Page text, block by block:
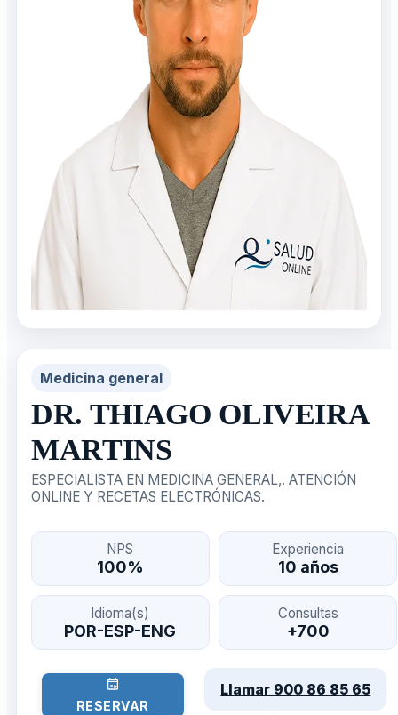
Medicina general
DR. THIAGO OLIVEIRA
MARTINS
ESPECIALISTA EN MEDICINA GENERAL,. ATENCIÓN
ONLINE Y RECETAS ELECTRÓNICAS.
NPS
100%
Experiencia
10 años
Idioma(s)
POR-ESP-ENG
Consultas
+700
RESERVAR
Llamar 900 86 85 65